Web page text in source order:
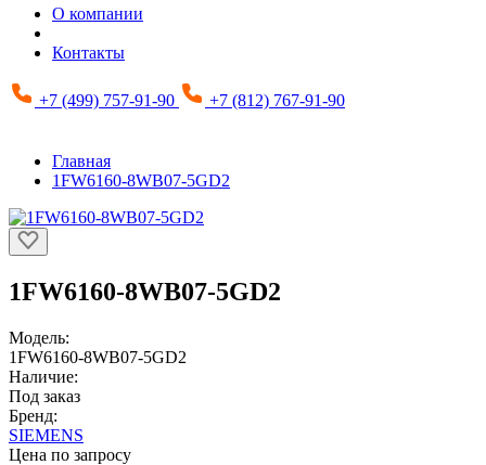
О компании
Контакты
+7 (499) 757-91-90 +7 (812) 767-91-90
Главная
1FW6160-8WB07-5GD2
1FW6160-8WB07-5GD2
Модель:
1FW6160-8WB07-5GD2
Наличие:
Под заказ
Бренд:
SIEMENS
Цена по запросу